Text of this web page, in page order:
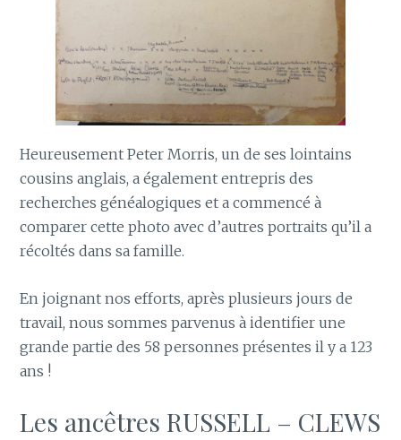
Heureusement Peter Morris, un de ses lointains
cousins anglais, a également entrepris des
recherches généalogiques et a commencé à
comparer cette photo avec d’autres portraits qu’il a
récoltés dans sa famille.
En joignant nos efforts, après plusieurs jours de
travail, nous sommes parvenus à identifier une
grande partie des 58 personnes présentes il y a 123
ans !
Les ancêtres RUSSELL – CLEWS